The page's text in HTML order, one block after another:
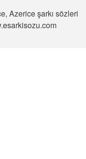
Azerice şarkı sözleri